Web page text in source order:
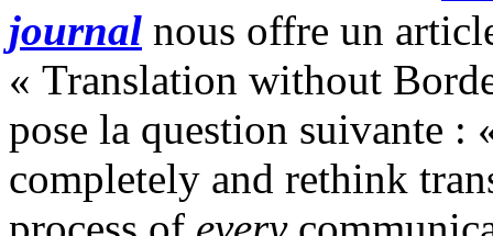
journal nous offre un
« Translation without
pose la question suivante :
completely and rethink